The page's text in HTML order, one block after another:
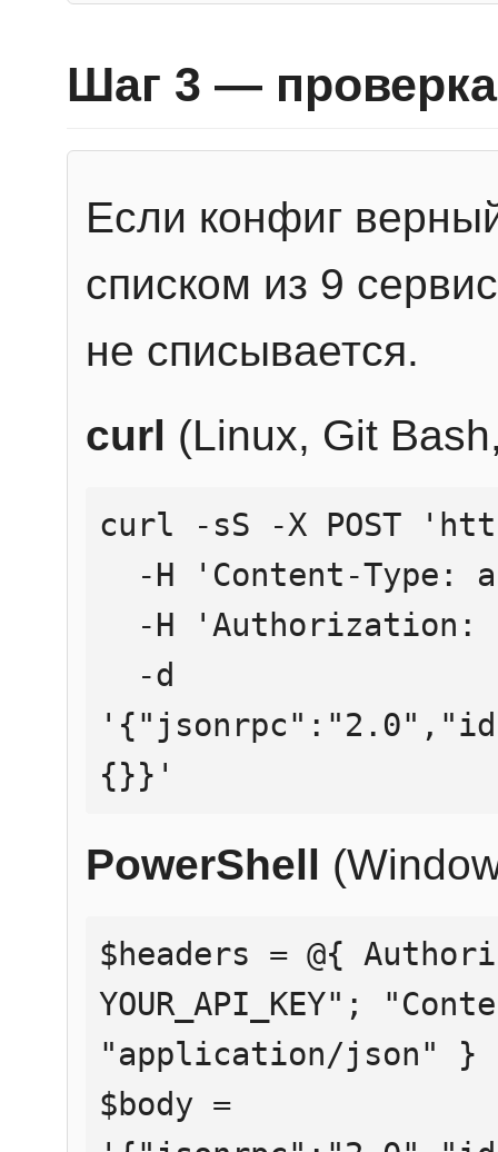
Шаг 3 — проверка
Если конфиг
списком из 9
не списывается.
curl (Linux, Git
curl -sS -X POST
{}}'
PowerShell
$headers = @{
YOUR_API_KEY";
"application/json" }
$body =